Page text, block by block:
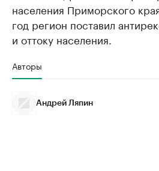
населения Приморского
год регион поставил
и оттоку населения.
Авторы
Андрей Ляпин